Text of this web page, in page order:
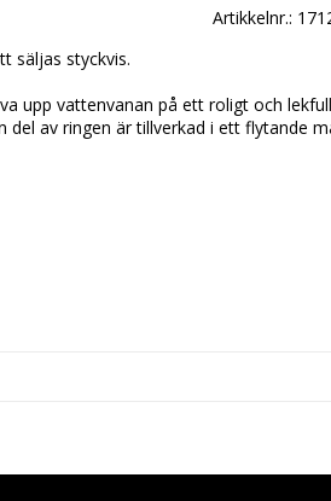
Artikkelnr.:
säljas styckvis.
upp vattenvanan på ett roligt och
del av ringen är tillverkad i ett flytande